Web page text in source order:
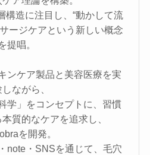
構造に注目し、“動かして流
ージケアという新しい概念
提唱。
ンケア製品と美容医療を実
ながら、
学」をコンセプトに、習慣
質的なケアを追求し、
を開発。
note・SNSを通じて、毛穴